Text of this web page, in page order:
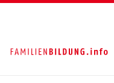
Impressum